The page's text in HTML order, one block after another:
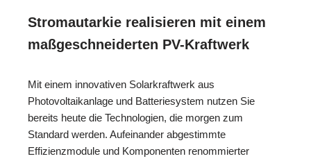
Stromautarkie realisieren mit einem
maßgeschneiderten PV-Kraftwerk
Mit einem innovativen Solarkraftwerk aus
Photovoltaikanlage und Batteriesystem nutzen Sie
bereits heute die Technologien, die morgen zum
Standard werden. Aufeinander abgestimmte
Effizienzmodule und Komponenten renommierter